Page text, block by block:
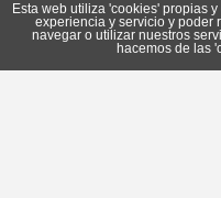
Esta web utiliza 'cookies' propias
experiencia y servicio y poder
navegar o utilizar nuestros
hacemos de las